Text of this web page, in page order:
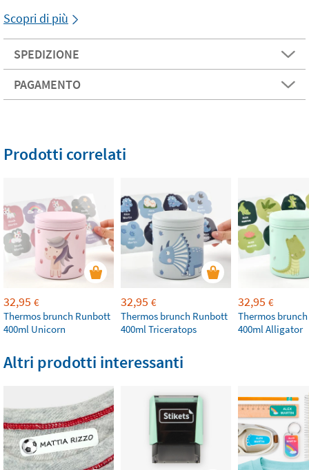
Scopri di più
SPEDIZIONE
PAGAMENTO
Prodotti correlati
32,95 €
Thermos brunch Runbott
400ml Unicorn
32,95 €
Thermos brunch Runbott
400ml Triceratops
32,95 €
Thermos
400ml Alligator
Altri prodotti interessanti